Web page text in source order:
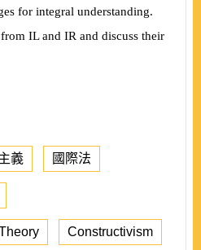
for integral understanding.
IL and IR and discuss their
義 國際法
Constructivism